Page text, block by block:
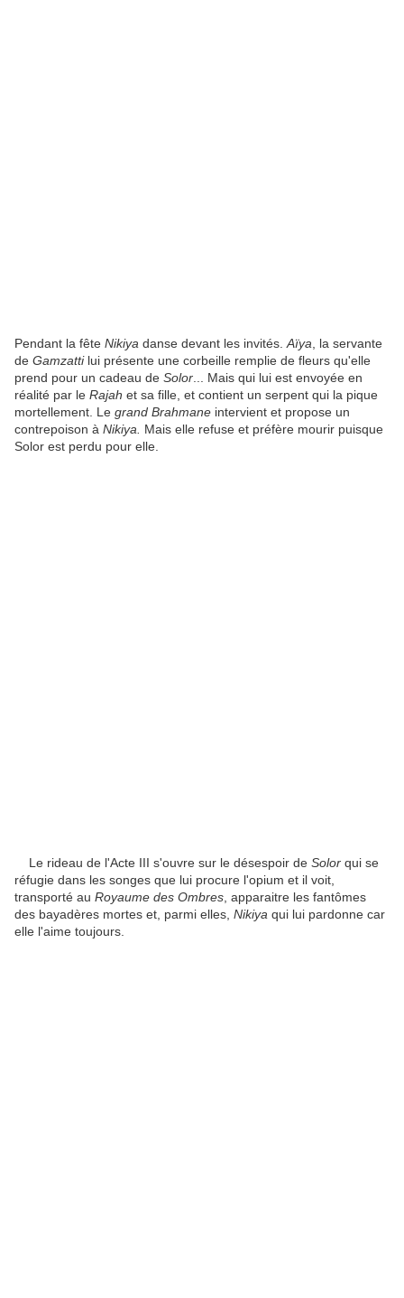
Pendant la fête Nikiya danse devant les invités. Aïya , la servante
de Gamzattilui présente une corbeille remplie de fleurs qu'elle
prend pour un cadeau de Solor ... Mais qui lui est envoyée en
réalité par le Rajah et sa fille, et contient un serpent qui la pique
mortellement. Le grand Brahmane intervient et propose un
contrepoison à Nikiya.
Mais elle refuse et préfère mourir puisque
Solor est perdu pour elle.
Le rideau de l'Acte III s'ouvre sur le désespoir de Solor qui se
réfugie dans les songes que lui procure l'opium et il voit,
transporté au Royaume des Ombres , apparaitre les fantômes
des bayadères mortes et, parmi elles, Nikiya qui lui pardonne car
elle l'aime toujours.